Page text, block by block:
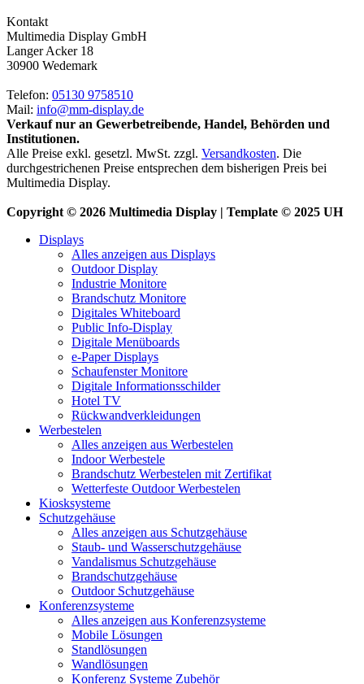
Kontakt
Multimedia Display GmbH
Langer Acker 18
30900 Wedemark
Telefon: 05130 9758510
Mail: info@mm-display.de
Verkauf nur an Gewerbetreibende, Handel, Behörden und
Institutionen.
Alle Preise exkl. gesetzl. MwSt. zzgl. Versandkosten. Die
durchgestrichenen Preise entsprechen dem bisherigen Preis bei
Multimedia Display.
Copyright © 2026 Multimedia Display | Template © 2025 UH
Displays
Alles anzeigen aus Displays
Outdoor Display
Industrie Monitore
Brandschutz Monitore
Digitales Whiteboard
Public Info-Display
Digitale Menüboards
e-Paper Displays
Schaufenster Monitore
Digitale Informationsschilder
Hotel TV
Rückwandverkleidungen
Werbestelen
Alles anzeigen aus Werbestelen
Indoor Werbestele
Brandschutz Werbestelen mit Zertifikat
Wetterfeste Outdoor Werbestelen
Kiosksysteme
Schutzgehäuse
Alles anzeigen aus Schutzgehäuse
Staub- und Wasserschutzgehäuse
Vandalismus Schutzgehäuse
Brandschutzgehäuse
Outdoor Schutzgehäuse
Konferenzsysteme
Alles anzeigen aus Konferenzsysteme
Mobile Lösungen
Standlösungen
Wandlösungen
Konferenz Systeme Zubehör